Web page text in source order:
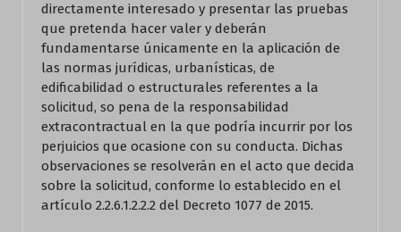
directamente interesado y presentar las pruebas
que pretenda hacer valer y deberán
fundamentarse únicamente en la aplicación de
las normas jurídicas, urbanísticas, de
edificabilidad o estructurales referentes a la
solicitud, so pena de la responsabilidad
extracontractual en la que podría incurrir por los
perjuicios que ocasione con su conducta. Dichas
observaciones se resolverán en el acto que decida
sobre la solicitud, conforme lo establecido en el
artículo 2.2.6.1.2.2.2 del Decreto 1077 de 2015.